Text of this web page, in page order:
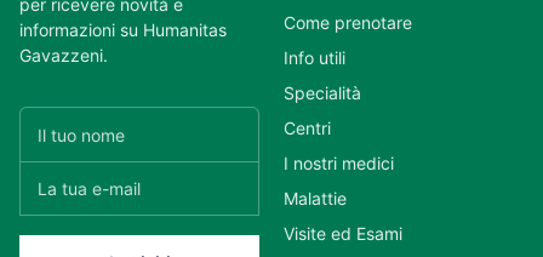
per ricevere novità e
informazioni su Humanitas
Gavazzeni.
Come prenotare
Info utili
Specialità
Centri
I nostri medici
Malattie
Visite ed Esami